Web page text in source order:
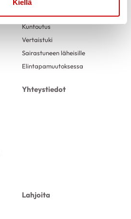
Kiellä
Kuntoutus
Vertaistuki
Sairastuneen läheisille
Elintapamuutoksessa
Yhteystiedot
Lahjoita